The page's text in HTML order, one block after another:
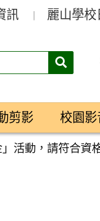
訊 麗山學校
搜
剪影 校園影
活動，請符合資